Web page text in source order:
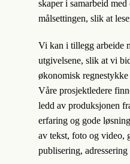
skaper i samarbeid
målsettingen, slik at
Vi kan i tillegg arbeide
utgivelsene, slik at vi
økonomisk
Våre prosjektledere
ledd av produksjonen
erfaring og gode
av tekst, foto og video,
publisering,